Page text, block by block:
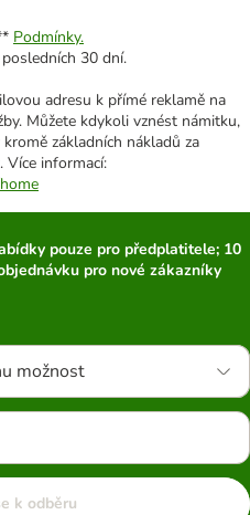
Podmínky.
30 dní.
adresu k přímé reklamě na
Můžete kdykoli vznést námitku,
základních nákladů za
Více informací:
pouze pro předplatitele; 10
pro nové zákazníky
možnost
k odběru